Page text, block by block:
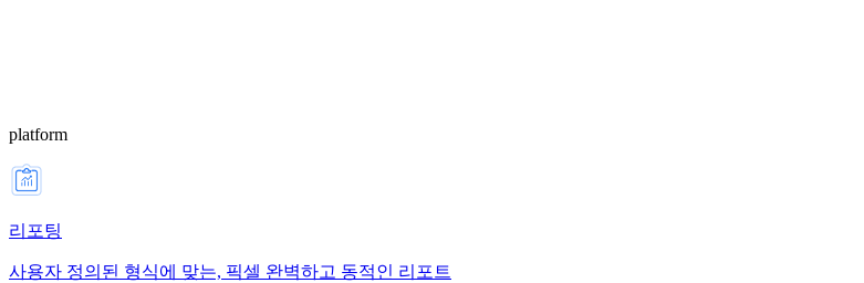
platform
리포팅
사용자 정의된 형식에 맞는, 픽셀 완벽하고 동적인 리포트